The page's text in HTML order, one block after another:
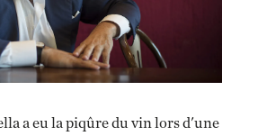
a eu la piqûre du vin lors d'une